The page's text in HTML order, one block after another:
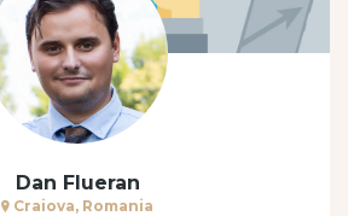
Dan Flueran
Craiova, Romania